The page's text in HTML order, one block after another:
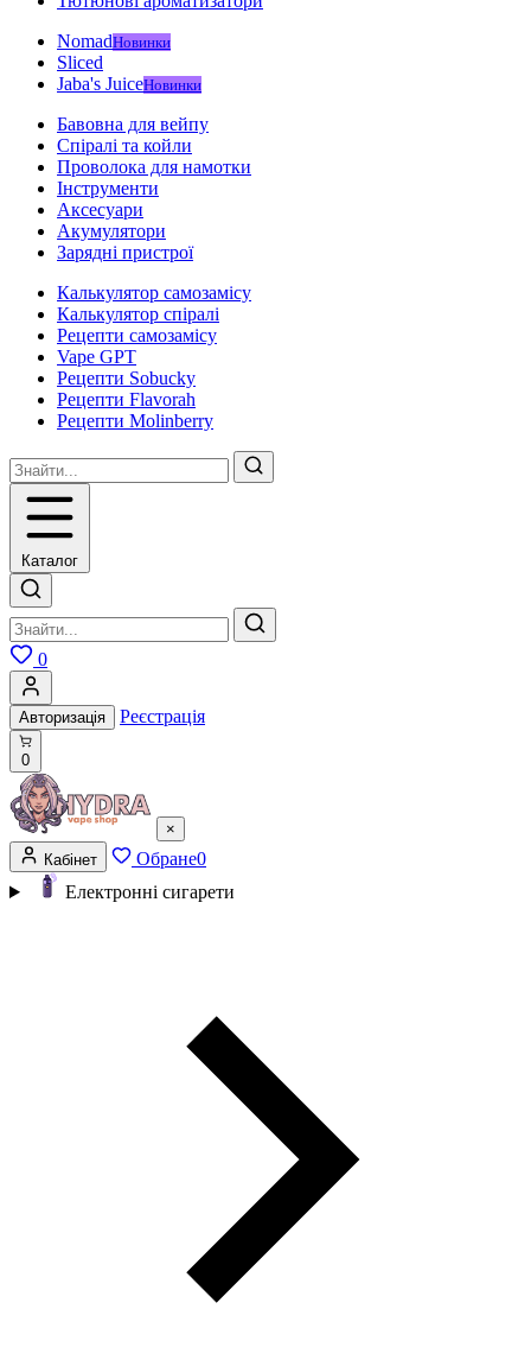
NomadНовинки
Sliced
Jaba's JuiceНовинки
Бавовна для вейпу
Спіралі та койли
Проволока для намотки
Інструменти
Аксесуари
Акумулятори
Зарядні пристрої
Калькулятор самозамісу
Калькулятор спіралі
Рецепти самозамісу
Vape GPT
Рецепти Sobucky
Рецепти Flavorah
Рецепти Molinberry
Каталог
0
Авторизація Реєстрація
0
×
Кабінет
Обране0
Електронні сигарети